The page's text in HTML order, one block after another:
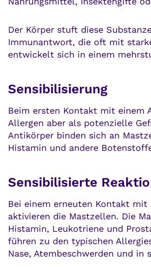
Der Körper stuft diese
Immunantwort, die oft mit
entwickelt sich in einem
Sensibilisierung
Beim ersten Kontakt mit einem
Allergen aber als potenzielle
Antikörper binden sich an
Histamin und andere
Sensibilisierte
Bei einem erneuten Kontakt mit
aktivieren die Mastzellen. Die
Histamin, Leukotriene und
führen zu den typischen
Nase, Atembeschwerden und